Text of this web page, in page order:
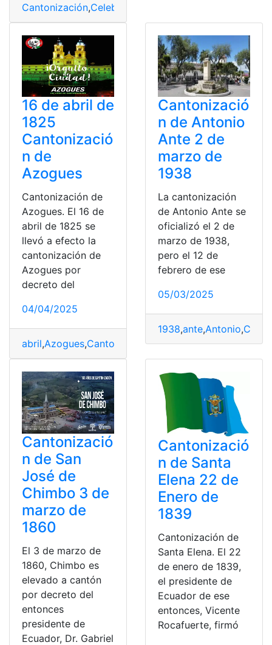
Cantonización,Celebra
16 de abril de
1825
Cantonizació
n de
Azogues
Cantonización de
Azogues. El 16 de
abril de 1825 se
llevó a efecto la
cantonización de
Azogues por
decreto del
04/04/2025
abril,Azogues,Cantonización,Cantonización de
Cantonizació
n de Antonio
Ante 2 de
marzo de
1938
La cantonización
de Antonio Ante se
oficializó el 2 de
marzo de 1938,
pero el 12 de
febrero de ese
05/03/2025
1938,ante,Antonio,
Cantonizació
n de San
José de
Chimbo 3 de
marzo de
1860
El 3 de marzo de
1860, Chimbo es
elevado a cantón
por decreto del
entonces
presidente de
Ecuador, Dr. Gabriel
Cantonizació
n de Santa
Elena 22 de
Enero de
1839
Cantonización de
Santa Elena. El 22
de enero de 1839,
el presidente de
Ecuador de ese
entonces, Vicente
Rocafuerte, firmó